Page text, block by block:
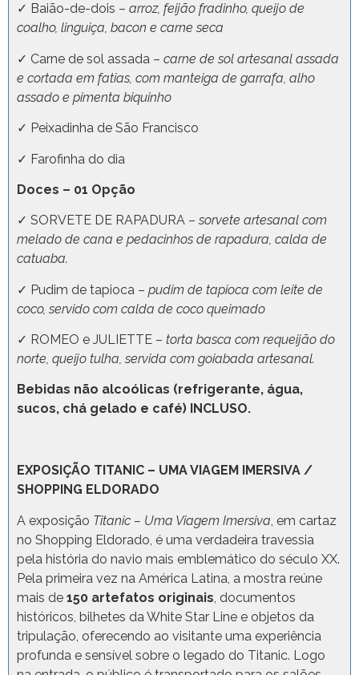
✓ Baião-de-dois – arroz, feijão fradinho, queijo de
coalho, linguiça, bacon e carne seca
✓ Carne de sol assada – carne de sol artesanal assada
e cortada em fatias, com manteiga de garrafa, alho
assado e pimenta biquinho
✓ Peixadinha de São Francisco
✓ Farofinha do dia
Doces – 01 Opção
✓ SORVETE DE RAPADURA – sorvete artesanal com
melado de cana e pedacinhos de rapadura, calda de
catuaba.
✓ Pudim de tapioca – pudim de tapioca com leite de
coco, servido com calda de coco queimado
✓ ROMEO e JULIETTE – torta basca com requeijão do
norte, queijo tulha, servida com goiabada artesanal.
Bebidas não alcoólicas (refrigerante, água,
sucos, chá gelado e café) INCLUSO.
EXPOSIÇÃO TITANIC – UMA VIAGEM IMERSIVA /
SHOPPING ELDORADO
A exposição Titanic – Uma Viagem Imersiva , em cartaz
no Shopping Eldorado, é uma verdadeira travessia
pela história do navio mais emblemático do século XX.
Pela primeira vez na América Latina, a mostra reúne
mais de 150 artefatos originais , documentos
históricos, bilhetes da White Star Line e objetos da
tripulação, oferecendo ao visitante uma experiência
profunda e sensível sobre o legado do Titanic. Logo